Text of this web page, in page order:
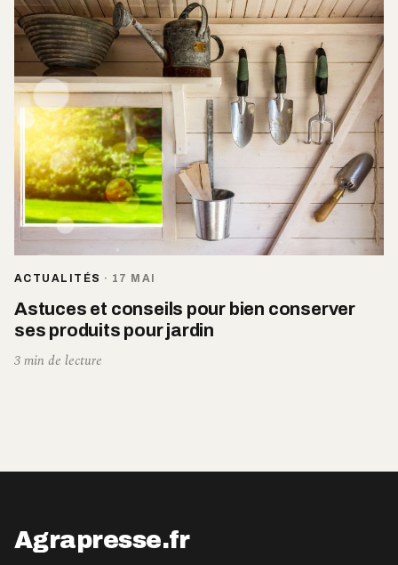
ACTUALITÉS · 17 MAI
Astuces et conseils pour bien conserver
ses produits pour jardin
3 min de lecture
Agrapresse.fr